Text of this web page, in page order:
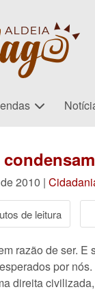
2010 |
de leitura
razão de ser. E
por
direita